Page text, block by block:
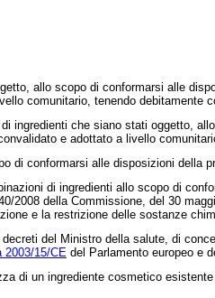
allo scopo di conformarsi alle
comunitario, tenendo debitamente
che siano stati oggetto,
e adottato a livello
conformarsi alle disposizioni della
di ingredienti allo scopo di
2008 della Commissione, del 30
e la restrizione delle sostanze
del Ministro della salute, di
2003/15/CE del Parlamento europeo e
un ingrediente cosmetico